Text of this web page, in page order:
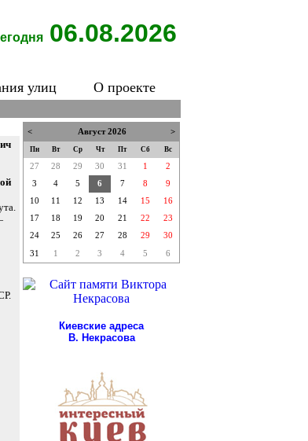
06.08.2026
улиц
О проекте
< Август 2026 >
Пн Вт Ср Чт Пт Сб Вс
27 28 29 30 31 1
2
3
4 5 6 7 8
9
10
11 12 13 14 15
16
17
18 19 20 21 22
23
24
25 26 27 28 29 30
31 1 2 3 4 5 6
Киевские адреса
В. Некрасова